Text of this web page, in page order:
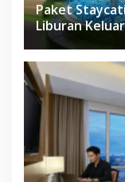
Paket
Liburan
Herloom Hotel